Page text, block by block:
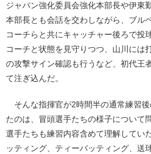
ジャパン強化委員会強化本部長や伊東
本部長とも会話を交わしながら、ブル
コーチらと共にキャッチャー後ろで投
コーチと状態を見守りつつ、山川には
の攻撃サイン確認も行うなど、初代王
て注ぎ込んだ。
そんな指揮官が2時間半の通常練習
たのは、冒頭選手たちの様子について
選手たちも練習内容含めて理解してい
ッティング、ティーバッティング、送